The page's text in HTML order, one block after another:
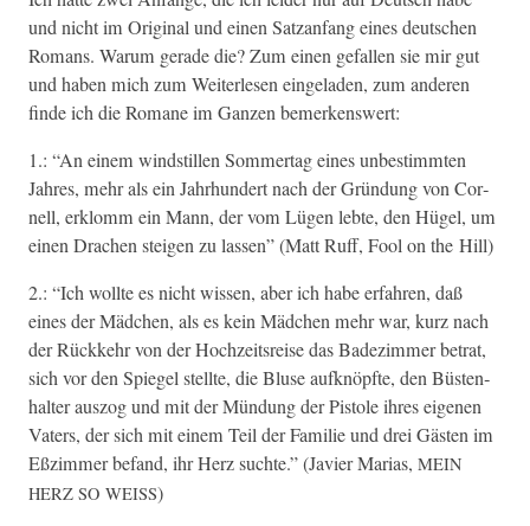
und nicht im Orig­i­nal und einen Satzan­fang eines deutschen
Romans. Warum ger­ade die? Zum einen gefall­en sie mir gut
und haben mich zum Weit­er­lesen ein­ge­laden, zum anderen
finde ich die Romane im Ganzen bemerkenswert:
1.: “An einem wind­stillen Som­mertag eines unbes­timmten
Jahres, mehr als ein Jahrhun­dert nach der Grün­dung von Cor­
nell, erk­lomm ein Mann, der vom Lügen lebte, den Hügel, um
einen Drachen steigen zu lassen” (Matt Ruff, Fool on the Hill)
2.: “Ich wollte es nicht wis­sen, aber ich habe erfahren, daß
eines der Mäd­chen, als es kein Mäd­chen mehr war, kurz nach
der Rück­kehr von der Hochzeit­sreise das Badez­im­mer betrat,
sich vor den Spiegel stellte, die Bluse aufknöpfte, den Büsten­
hal­ter aus­zog und mit der Mün­dung der Pis­tole ihres eige­nen
Vaters, der sich mit einem Teil der Fam­i­lie und drei Gästen im
Eßz­im­mer befand, ihr Herz suchte.” (Javier Marias, MEIN
HERZ SO WEISS)